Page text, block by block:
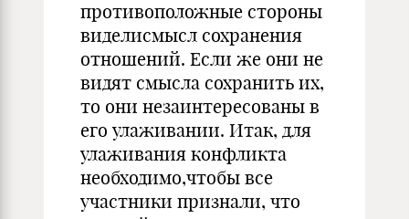
противоположные стороны
виделисмысл сохранения
отношений. Если же они не
видят смысла сохранить их,
то они незаинтересованы в
его улаживании. Итак, для
улаживания конфликта
необходимо,чтобы все
участники признали, что